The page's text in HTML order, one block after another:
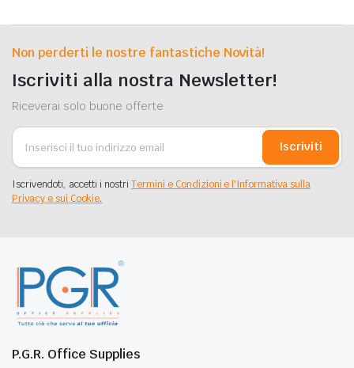
Non perderti le nostre fantastiche Novità!
Iscriviti alla nostra Newsletter!
Riceverai solo buone offerte
Iscriviti
Iscrivendoti, accetti i nostriTermini e Condizioni e l'Informativa sulla
Privacy e sui Cookie.
P.G.R. Office Supplies